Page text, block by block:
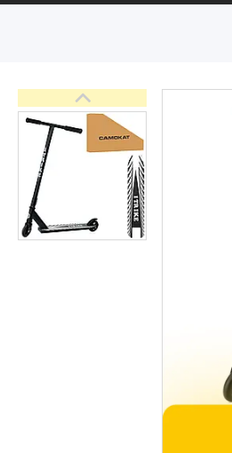
Документи
Відгуки
Контакти